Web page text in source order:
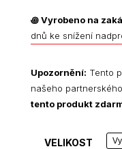
꩜Vyrobeno na
dnů ke snížení
Upozornění: Tento
našeho
tento produkt
VELIKOST